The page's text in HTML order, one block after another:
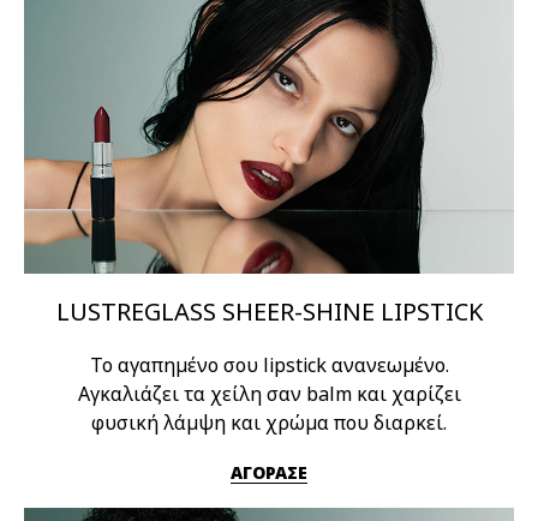
LUSTREGLASS SHEER-SHINE LIPSTICK
Το αγαπημένο σου lipstick ανανεωμένο.
Αγκαλιάζει τα χείλη σαν balm και χαρίζει
φυσική λάμψη και χρώμα που διαρκεί.
ΑΓΟΡΑΣΕ